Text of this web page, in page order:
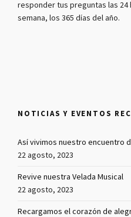
responder tus preguntas las 24
semana, los 365 días del año.
NOTICIAS Y EVENTOS
Así vivimos nuestro encuentro
22 agosto, 2023
Revive nuestra Velada Musical
22 agosto, 2023
Recargamos el corazón de